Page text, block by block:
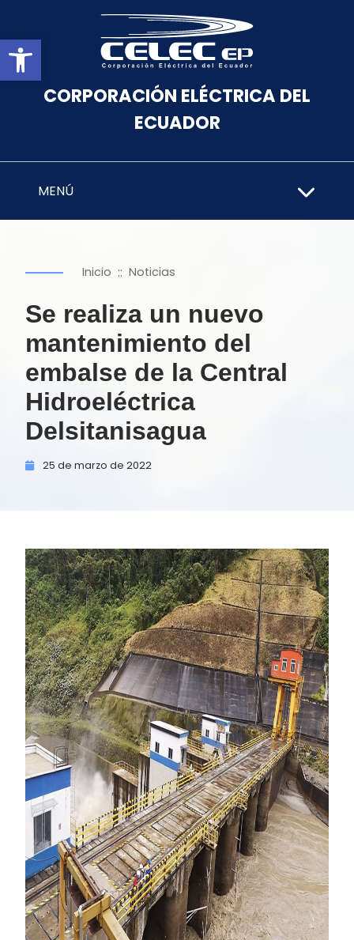
Abrir barra de herramientas
CORPORACIÓN ELÉCTRICA DEL
ECUADOR
MENÚ
Inicio :: Noticias
Se realiza un nuevo
mantenimiento del
embalse de la Central
Hidroeléctrica
Delsitanisagua
25 de marzo de 2022